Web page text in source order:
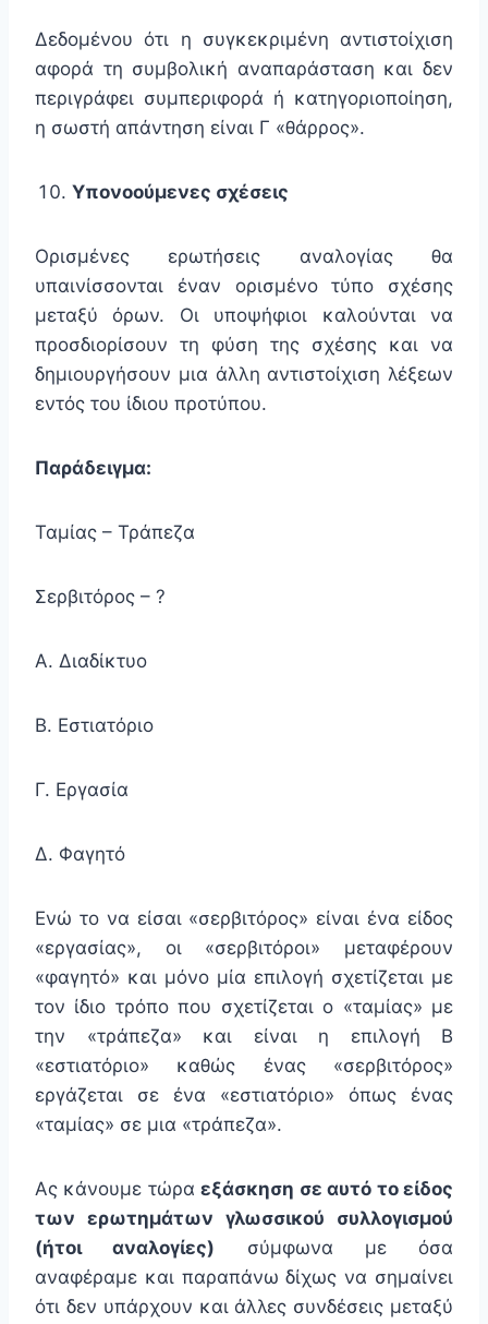
Δεδομένου ότι η συγκεκριμένη αντιστοίχιση
αφορά τη συμβολική αναπαράσταση και δεν
περιγράφει συμπεριφορά ή κατηγοριοποίηση,
η σωστή απάντηση είναι Γ «θάρρος».
Υπονοούμενες σχέσεις
Ορισμένες ερωτήσεις αναλογίας θα
υπαινίσσονται έναν ορισμένο τύπο σχέσης
μεταξύ όρων. Οι υποψήφιοι καλούνται να
προσδιορίσουν τη φύση της σχέσης και να
δημιουργήσουν μια άλλη αντιστοίχιση λέξεων
εντός του ίδιου προτύπου.
Παράδειγμα:
Ταμίας – Τράπεζα
Σερβιτόρος – ?
Α. Διαδίκτυο
Β. Εστιατόριο
Γ. Εργασία
Δ. Φαγητό
Ενώ το να είσαι «σερβιτόρος» είναι ένα είδος
«εργασίας», οι «σερβιτόροι» μεταφέρουν
«φαγητό» και μόνο μία επιλογή σχετίζεται με
τον ίδιο τρόπο που σχετίζεται ο «ταμίας» με
την «τράπεζα» και είναι η επιλογή Β
«εστιατόριο» καθώς ένας «σερβιτόρος»
εργάζεται σε ένα «εστιατόριο» όπως ένας
«ταμίας» σε μια «τράπεζα».
Ας κάνουμε τώραεξάσκηση σε αυτό το είδος
των ερωτημάτων γλωσσικού συλλογισμού
(ήτοι αναλογίες) σύμφωνα με όσα
αναφέραμε και παραπάνω δίχως να σημαίνει
ότι δεν υπάρχουν και άλλες συνδέσεις μεταξύ